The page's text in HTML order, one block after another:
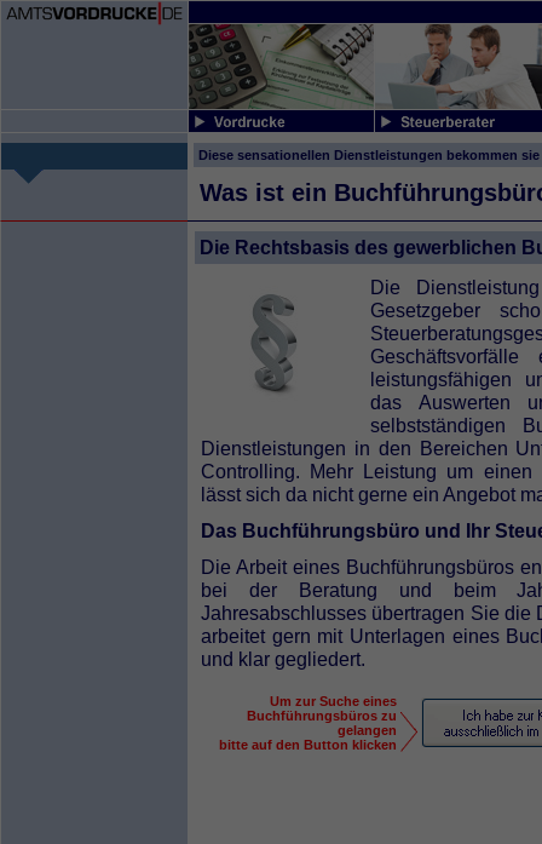
Diese sensationellen Dienstleistungen bekommen
Was ist ein
Die Rechtsbasis des gewerblichen
Die
Gesetzgeber
leistungsfähigen
das Auswerten
selbstständigen
Dienstleistungen in den Bereichen
Controlling. Mehr Leistung um einen
lässt sich da nicht gerne ein Angebot
Das Buchführungsbüro und Ihr
Die Arbeit eines Buchführungsbüros
bei der Beratung und beim
Jahresabschlusses übertragen Sie die
arbeitet gern mit Unterlagen eines
und klar gegliedert.
Um zur Suche eines
Buchführungsbüros zu
gelangen
bitte auf den Button klicken